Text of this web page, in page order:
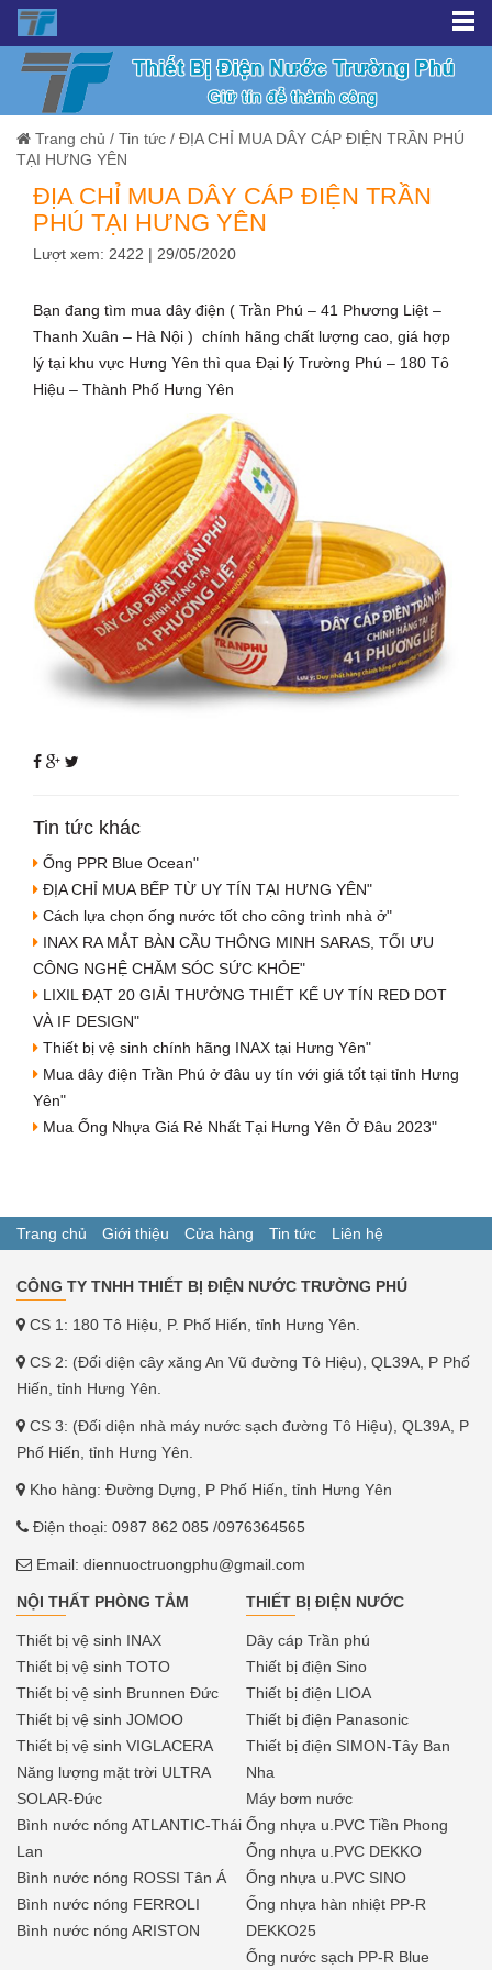
Trang chủ / Tin tức / ĐỊA CHỈ MUA DÂY CÁP ĐIỆN TRẦN PHÚ
TẠI HƯNG YÊN
ĐỊA CHỈ MUA DÂY CÁP ĐIỆN TRẦN
PHÚ TẠI HƯNG YÊN
Lượt xem: 2422 | 29/05/2020
Bạn đang tìm mua dây điện ( Trần Phú – 41 Phương Liệt –
Thanh Xuân – Hà Nội ) chính hãng chất lượng cao, giá hợp
lý tại khu vực Hưng Yên thì qua Đại lý Trường Phú – 180 Tô
Hiệu – Thành Phố Hưng Yên
Tin tức khác
Ống PPR Blue Ocean"
ĐỊA CHỈ MUA BẾP TỪ UY TÍN TẠI HƯNG YÊN"
Cách lựa chọn ống nước tốt cho công trình nhà ở"
INAX RA MẮT BÀN CẦU THÔNG MINH SARAS, TỐI ƯU
CÔNG NGHỆ CHĂM SÓC SỨC KHỎE"
LIXIL ĐẠT 20 GIẢI THƯỞNG THIẾT KẾ UY TÍN RED DOT
VÀ IF DESIGN"
Thiết bị vệ sinh chính hãng INAX tại Hưng Yên"
Mua dây điện Trần Phú ở đâu uy tín với giá tốt tại tỉnh Hưng
Yên"
Mua Ống Nhựa Giá Rẻ Nhất Tại Hưng Yên Ở Đâu 2023"
Trang chủ Giới thiệu Cửa hàng Tin tức Liên hệ
CÔNG TY TNHH THIẾT BỊ ĐIỆN NƯỚC TRƯỜNG PHÚ
CS 1: 180 Tô Hiệu, P. Phố Hiến, tỉnh Hưng Yên.
CS 2: (Đối diện cây xăng An Vũ đường Tô Hiệu), QL39A, P Phố
Hiến, tỉnh Hưng Yên.
CS 3: (Đối diện nhà máy nước sạch đường Tô Hiệu), QL39A, P
Phố Hiến, tỉnh Hưng Yên.
Kho hàng: Đường Dựng, P Phố Hiến, tỉnh Hưng Yên
Điện thoại: 0987 862 085 /0976364565
Email: diennuoctruongphu@gmail.com
NỘI THẤT PHÒNG TẮM
Thiết bị vệ sinh INAX
Thiết bị vệ sinh TOTO
Thiết bị vệ sinh Brunnen Đức
Thiết bị vệ sinh JOMOO
Thiết bị vệ sinh VIGLACERA
Năng lượng mặt trời ULTRA
SOLAR-Đức
Bình nước nóng ATLANTIC-Thái
Lan
Bình nước nóng ROSSI Tân Á
Bình nước nóng FERROLI
Bình nước nóng ARISTON
THIẾT BỊ ĐIỆN NƯỚC
Dây cáp Trần phú
Thiết bị điện Sino
Thiết bị điện LIOA
Thiết bị điện Panasonic
Thiết bị điện SIMON-Tây Ban
Nha
Máy bơm nước
Ống nhựa u.PVC Tiền Phong
Ống nhựa u.PVC DEKKO
Ống nhựa u.PVC SINO
Ống nhựa hàn nhiệt PP-R
DEKKO25
Ống nước sạch PP-R Blue